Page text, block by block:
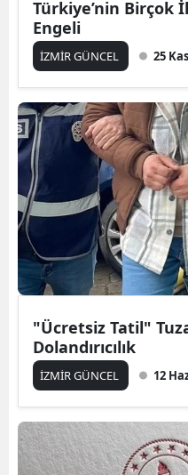
Türkiye’nin Birçok
Engeli
İZMİR GÜNCEL 25
"Ücretsiz Tatil"
Dolandırıcılık
İZMİR GÜNCEL 12